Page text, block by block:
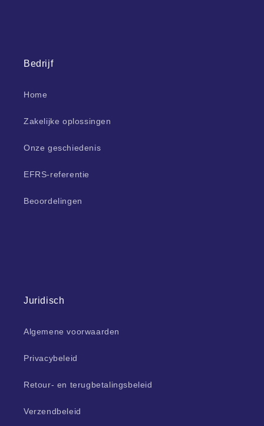
Bedrijf
Home
Zakelijke oplossingen
Onze geschiedenis
EFRS-referentie
Beoordelingen
Juridisch
Algemene voorwaarden
Privacybeleid
Retour- en terugbetalingsbeleid
Verzendbeleid